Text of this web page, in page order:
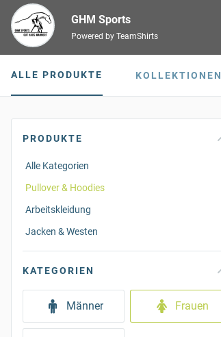
GHM Sports
Powered by TeamShirts
ALLE PRODUKTE KOLLEKTIONEN
PRODUKTE
Alle Kategorien
Pullover & Hoodies
Arbeitskleidung
Jacken & Westen
KATEGORIEN
Männer Frauen